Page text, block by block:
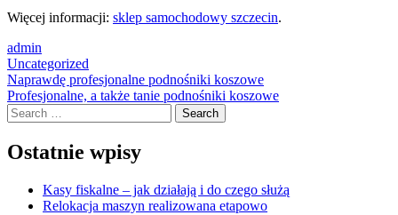
Więcej informacji: sklep samochodowy szczecin.
admin
Uncategorized
Post
navigation
Naprawdę profesjonalne podnośniki koszowe
Profesjonalne, a także tanie podnośniki koszowe
Search
Ostatnie wpisy
Kasy fiskalne – jak działają i do czego służą
Relokacja maszyn realizowana etapowo